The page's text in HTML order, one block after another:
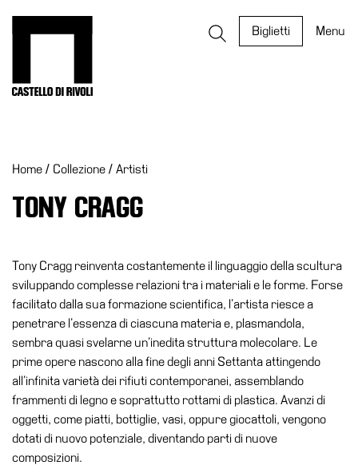
Biglietti Menu
Eventi
Archivi
Cosmo
Digitale
EN
Collezione
Accessibilità
Educazione
Educazione
Home / Collezione / Artisti
TONY CRAGG
Tony Cragg reinventa costantemente il linguaggio della scultura
sviluppando complesse relazioni tra i materiali e le forme. Forse
facilitato dalla sua formazione scientifica, l’artista riesce a
penetrare l’essenza di ciascuna materia e, plasmandola,
sembra quasi svelarne un’inedita struttura molecolare. Le
prime opere nascono alla fine degli anni Settanta attingendo
all’infinita varietà dei rifiuti contemporanei, assemblando
frammenti di legno e soprattutto rottami di plastica. Avanzi di
oggetti, come piatti, bottiglie, vasi, oppure giocattoli, vengono
dotati di nuovo potenziale, diventando parti di nuove
composizioni.